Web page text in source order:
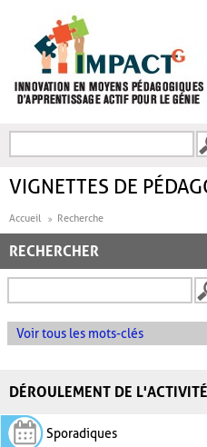
FORMULAIRE DE
VIGNETTES DE
Accueil Recherche
RECHERCHER
Voir tous les mots-clés
DÉROULEMENT DE L'ACTIVITÉ
Sporadiques